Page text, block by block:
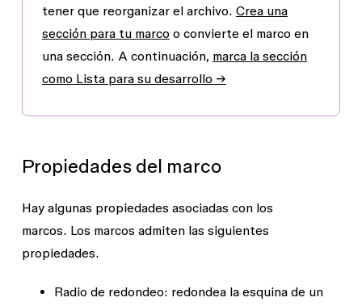
tener que reorganizar el archivo. Crea una
sección para tu marco o convierte el marco en
una sección. A continuación, marca la sección
como Lista para su desarrollo →
Propiedades del marco
Hay algunas propiedades asociadas con los
marcos. Los marcos admiten las siguientes
propiedades.
Radio de redondeo: redondea la esquina de un